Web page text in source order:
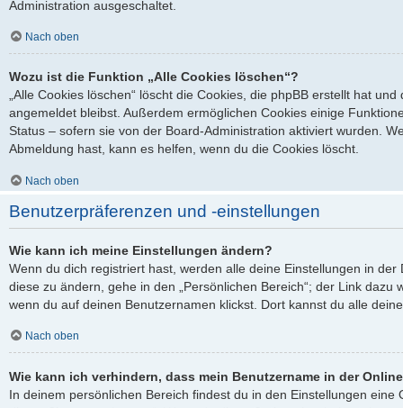
Administration ausgeschaltet.
Nach oben
Wozu ist die Funktion „Alle Cookies löschen“?
„Alle Cookies löschen“ löscht die Cookies, die phpBB erstellt hat
angemeldet bleibst. Außerdem ermöglichen Cookies einige
Status – sofern sie von der Board-Administration aktiviert wurden.
Abmeldung hast, kann es helfen, wenn du die Cookies löscht.
Nach oben
Benutzerpräferenzen und -einstellungen
Wie kann ich meine Einstellungen ändern?
Wenn du dich registriert hast, werden alle deine Einstellungen in
diese zu ändern, gehe in den „Persönlichen Bereich“; der Link dazu
wenn du auf deinen Benutzernamen klickst. Dort kannst du alle
Nach oben
Wie kann ich verhindern, dass mein Benutzername in der
In deinem persönlichen Bereich findest du in den Einstellungen eine